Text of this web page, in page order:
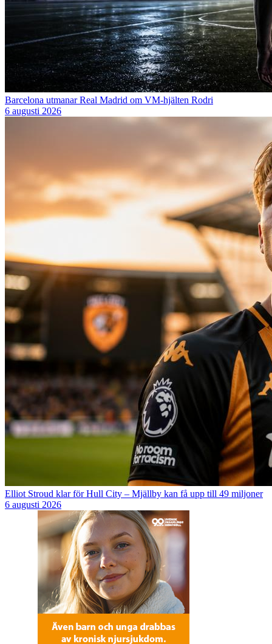
Barcelona utmanar Real Madrid om VM-hjälten Rodri
6 augusti 2026
Elliot Stroud klar för Hull City – Mjällby kan få upp till 49 miljoner
6 augusti 2026